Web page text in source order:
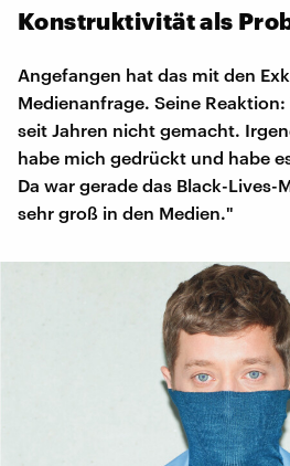
Konstruktivität als
Angefangen hat das mit den
Medienanfrage. Seine
seit Jahren nicht gemacht.
habe mich gedrückt und habe
Da war gerade das Black-Lives-
sehr groß in den Medien."